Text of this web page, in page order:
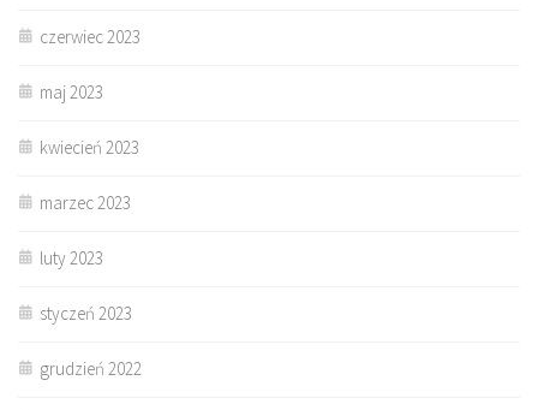
czerwiec 2023
maj 2023
kwiecień 2023
marzec 2023
luty 2023
styczeń 2023
grudzień 2022